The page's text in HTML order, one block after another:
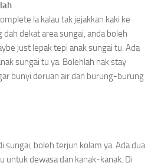
la kalau tak jejakkan kaki ke
dekat area sungai, anda boleh
just lepak tepi anak sungai tu. Ada
sungai tu ya. Bolehlah nak stay
bunyi deruan air dan burung-burung
sungai, boleh terjun kolam ya. Ada dua
untuk dewasa dan kanak-kanak. Di